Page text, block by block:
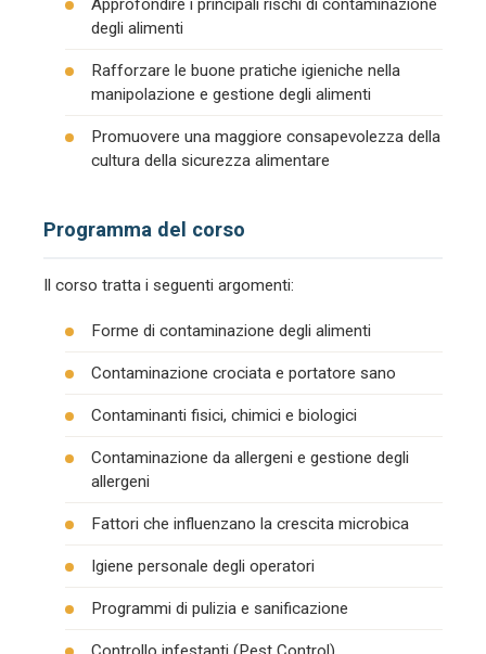
Approfondire i principali rischi di contaminazione
degli alimenti
Rafforzare le buone pratiche igieniche nella
manipolazione e gestione degli alimenti
Promuovere una maggiore consapevolezza della
cultura della sicurezza alimentare
Programma del corso
Il corso tratta i seguenti argomenti:
Forme di contaminazione degli alimenti
Contaminazione crociata e portatore sano
Contaminanti fisici, chimici e biologici
Contaminazione da allergeni e gestione degli
allergeni
Fattori che influenzano la crescita microbica
Igiene personale degli operatori
Programmi di pulizia e sanificazione